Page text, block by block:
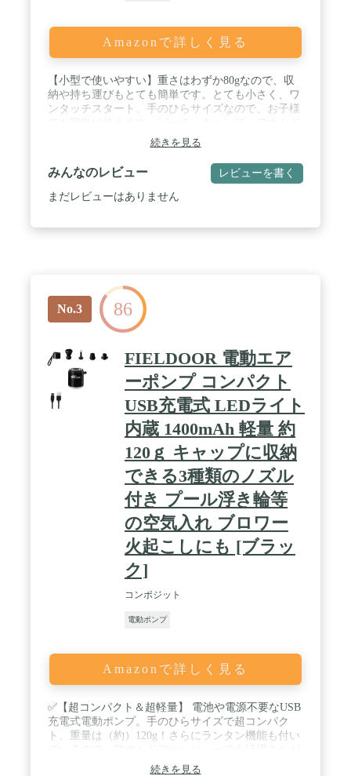
Amazonで詳しく見る
【小型で使いやすい】重さはわずか80gなので、収
納や持ち運びもとても簡単です。とても小さく、ワ
ンタッチスタート、手のひらサイズなので、お子様
ア活動での使用に非常に効果的です。 / 【強力な空
気圧】空気圧は3.5kPa、最大180L/分まで達します。
わずか 15 分の使用で、10 枚以上のアウトドア用マ
ットレスを膨らませ、数十個の収納バッグを圧縮で
きます。ストレージスペースを 50% 以上節約しま
プは安定性に優れています。充電ポートはType-C設
計を採用し、1300mAhバッテリーを内蔵しており、
屋外での充電に便利です。完全に充電するにはわず
か 2.5 時間かかります。 / 【多機能電動エアポン
プ】5つのエアノズルを装備しており、さまざまな
膨張ニーズに適しています。フロート、プール用お
もちゃ、エアベッド、真空収納バッグ、屋外用エア
クッション、車用エアクッション、スイミングリン
グなどの膨張式製品に広く使用されています。ご注
意: 真空バッグ インターフェイスは、当社の 25.5
mm エア ノズルと互換性がある必要があります。正
しく取り付けられていない場合、製品の吸引機能が
正常に動作しません。
続きを見る
みんなのレビュー レビューを書く
まだレビューはありません
No.3 86
FIELDOOR 電動エア
ーポンプ コンパクト
USB充電式 LEDライト
内蔵 1400mAh 軽量 約
120ｇ キャップに収納
できる3種類のノズル
付き プール浮き輪等
の空気入れ ブロワー
火起こしにも [ブラッ
ク]
コンポジット
電動ポンプ
Amazonで詳しく見る
✅【超コンパクト＆超軽量】 電池や電源不要なUSB
充電式電動ポンプ。手のひらサイズで超コンパク
ト、重量は（約）120g！さらにランタン機能も付い
いなし！ / ✅【LEDライト機能付き】 3段階で明る
続きを見る